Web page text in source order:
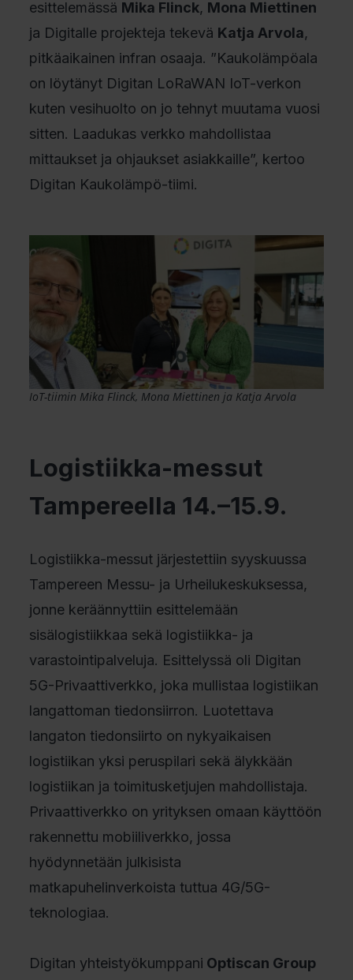
esittelemässä Mika Flinck, Mona Miettinen
ja Digitalle projekteja tekevä Katja Arvola,
pitkäaikainen infran osaaja. ”Kaukolämpöala
on löytänyt Digitan LoRaWAN IoT-verkon
kuten vesihuolto on jo tehnyt muutama vuosi
sitten. Laadukas verkko mahdollistaa
mittaukset ja ohjaukset asiakkaille”, kertoo
Digitan Kaukolämpö-tiimi.
IoT-tiimin Mika Flinck, Mona Miettinen ja Katja Arvola
Logistiikka-messut
Tampereella 14.–15.9.
Logistiikka-messut järjestettiin syyskuussa
Tampereen Messu- ja Urheilukeskuksessa,
jonne keräännyttiin esittelemään
sisälogistiikkaa sekä logistiikka- ja
varastointipalveluja. Esittelyssä oli Digitan
5G-Privaattiverkko, joka mullistaa logistiikan
langattoman tiedonsiirron. Luotettava
langaton tiedonsiirto on nykyaikaisen
logistiikan yksi peruspilari sekä älykkään
logistiikan ja toimitusketjujen mahdollistaja.
Privaattiverkko on yrityksen omaan käyttöön
rakennettu mobiiliverkko, jossa
hyödynnetään julkisista
matkapuhelinverkoista tuttua 4G/5G-
teknologiaa.
Digitan yhteistyökumppani Optiscan Group